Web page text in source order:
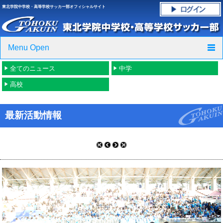
東北学院中学校・高等学校サッカー部オフィシャルサイト
Menu Open
TOP
スケジュール
フォトギャラリー
応援グッズご案内
全てのニュース 中学
高校
最新活動情報